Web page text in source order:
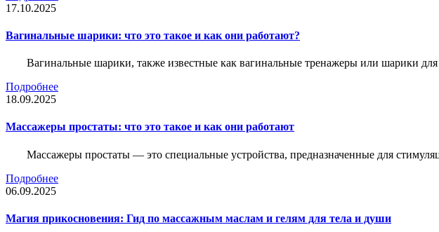
17.10.2025
Вагинальные шарики: что это такое и как они работают?
Вагинальные шарики, также известные как вагинальные тренажеры или шарики
Подробнее
18.09.2025
Массажеры простаты: что это такое и как они работают
Массажеры простаты — это специальные устройства, предназначенные для
Подробнее
06.09.2025
Магия прикосновения: Гид по массажным маслам и гелям для тела и души